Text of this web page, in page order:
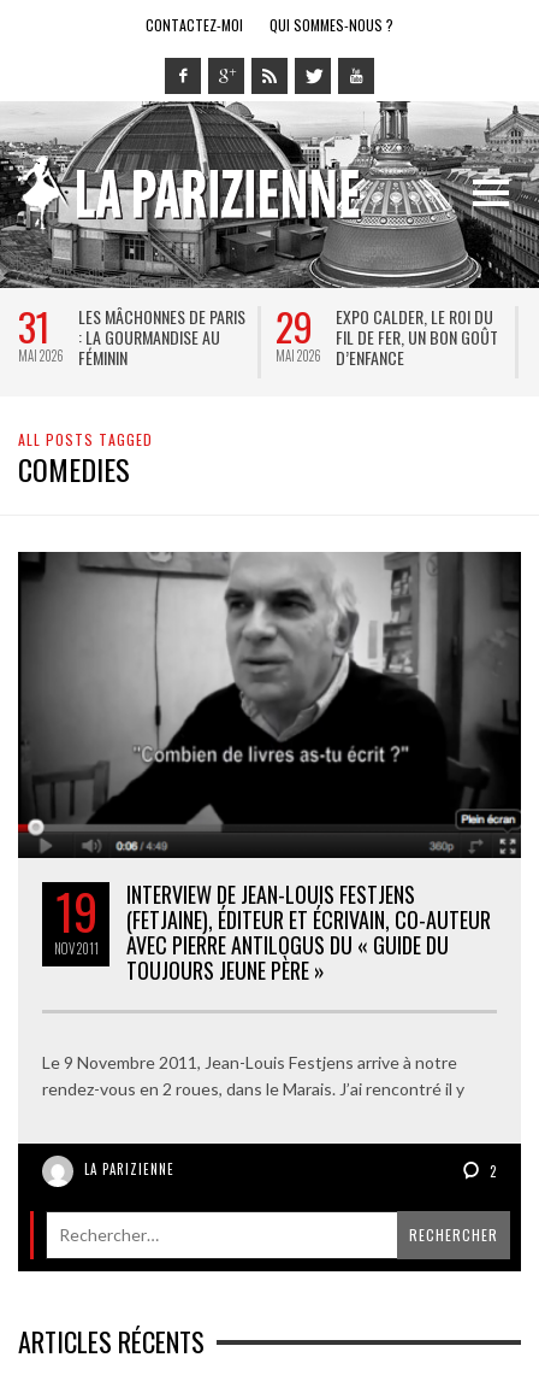
CONTACTEZ-MOI QUI SOMMES-NOUS ?
31
MAI 2026
LES MÂCHONNES DE PARIS
: LA GOURMANDISE AU
FÉMININ
29
MAI 2026
EXPO CALDER, LE ROI DU
FIL DE FER, UN BON GOÛT
D’ENFANCE
ALL POSTS TAGGED
COMEDIES
19
NOV2011
INTERVIEW DE JEAN-LOUIS FESTJENS
(FETJAINE), ÉDITEUR ET ÉCRIVAIN, CO-AUTEUR
AVEC PIERRE ANTILOGUS DU « GUIDE DU
TOUJOURS JEUNE PÈRE »
Le 9 Novembre 2011, Jean-Louis Festjens arrive à notre
rendez-vous en 2 roues, dans le Marais. J’ai rencontré il y
LA PARIZIENNE 2
ARTICLES RÉCENTS